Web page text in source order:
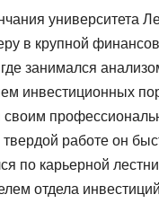
университета
в крупной
занимался
инвестиционных
своим
работе он
по карьерной
отдела